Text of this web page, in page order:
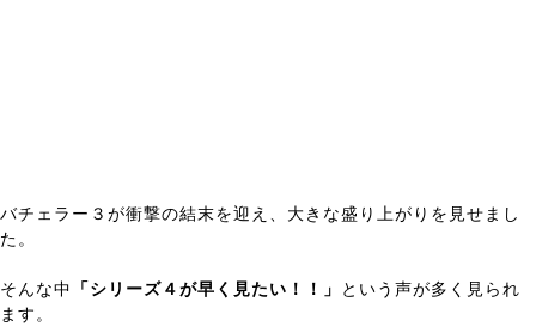
バチェラー３が衝撃の結末を迎え、大きな盛り上がりを見せまし
た。
そんな中 「シリーズ４が早く見たい！！」 という声が多く見られ
ます。